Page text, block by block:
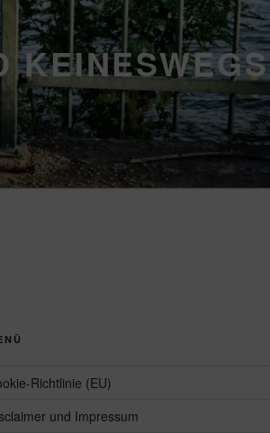
KEINESWEGS
Richtlinie (EU)
und Impressum